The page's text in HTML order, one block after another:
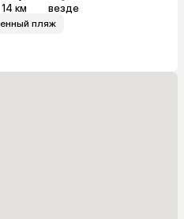
14 км везде
пляж